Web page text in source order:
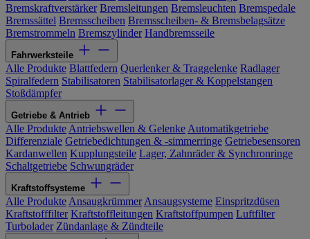
Bremskraftverstärker Bremsleitungen Bremsleuchten Bremspedale
Bremssättel Bremsscheiben Bremsscheiben- & Bremsbelagsätze
Bremstrommeln Bremszylinder Handbremsseile
Fahrwerksteile
Alle Produkte Blattfedern Querlenker & Traggelenke Radlager
Spiralfedern Stabilisatoren Stabilisatorlager & Koppelstangen
Stoßdämpfer
Getriebe & Antrieb
Alle Produkte Antriebswellen & Gelenke Automatikgetriebe
Differenziale Getriebedichtungen & -simmerringe Getriebesensoren
Kardanwellen Kupplungsteile Lager, Zahnräder & Synchronringe
Schaltgetriebe Schwungräder
Kraftstoffsysteme
Alle Produkte Ansaugkrümmer Ansaugsysteme Einspritzdüsen
Kraftstofffilter Kraftstoffleitungen Kraftstoffpumpen Luftfilter
Turbolader Zündanlage & Zündteile